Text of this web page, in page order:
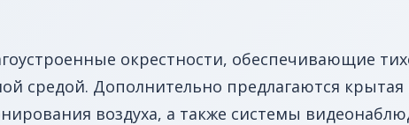
окрестности, обеспечивающие
средой. Дополнительно предлагаются крытая
воздуха, а также системы